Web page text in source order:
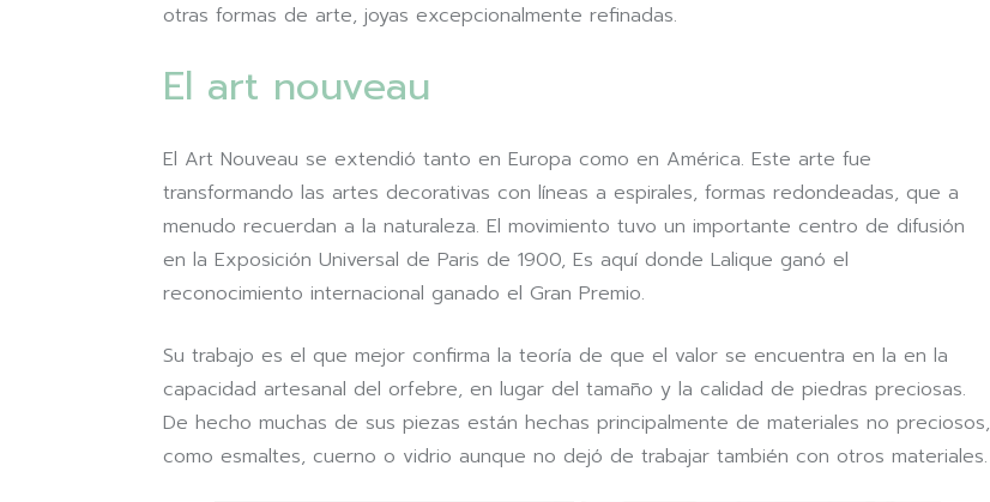
otras formas de arte, joyas excepcionalmente refinadas.
El art nouveau
El Art Nouveau se extendió tanto en Europa como en América. Este arte fue
transformando las artes decorativas con líneas a espirales, formas redondeadas, que a
menudo recuerdan a la naturaleza. El movimiento tuvo un importante centro de difusión
en la Exposición Universal de Paris de 1900, Es aquí donde Lalique ganó el
reconocimiento internacional ganado el Gran Premio.
Su trabajo es el que mejor confirma la teoría de que el valor se encuentra en la en la
capacidad artesanal del orfebre, en lugar del tamaño y la calidad de piedras preciosas.
De hecho muchas de sus piezas están hechas principalmente de materiales no preciosos,
como esmaltes, cuerno o vidrio aunque no dejó de trabajar también con otros materiales.